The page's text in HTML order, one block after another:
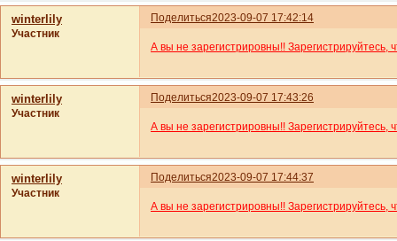
Поделиться2023-09-07 17:42:14
winterlily
Участник
А вы не зарегистрировны!! Зарегистрируйтесь,
Поделиться2023-09-07 17:43:26
winterlily
Участник
А вы не зарегистрировны!! Зарегистрируйтесь,
Поделиться2023-09-07 17:44:37
winterlily
Участник
А вы не зарегистрировны!! Зарегистрируйтесь,